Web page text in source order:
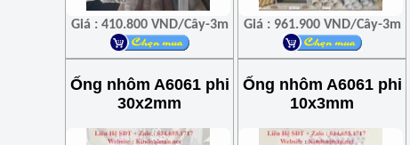
Giá : 410.800 VND/Cây-3m Giá : 961.900 VND/Cây-3m
Ống nhôm A6061 phi
30x2mm
Ống nhôm A6061 phi
10x3mm